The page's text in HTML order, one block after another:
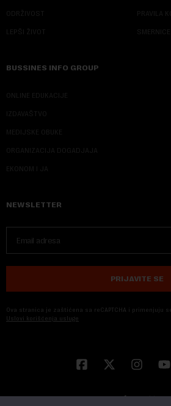
ODRŽIVOST
LEPŠI ŽIVOT
PRAVILA
BUSSINES INFO GROUP
ONLINE EDUKACIJE
IZDAVAŠTVO
MEDIJSKE OBUKE
ORGANIZACIJA DOGADJAJA
EKONOM I JA
NEWSLETTER
PRIJAVITE SE
Ova stranica je zaštićena sa reCAPTCHA i primenjuju
Uslovi korišćenja usluge